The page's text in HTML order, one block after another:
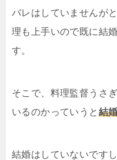
バレはしていませんが
理も上手いので既に結
す。
そこで、料理監督うさ
いるのかっていうと 結
結婚はしていないです